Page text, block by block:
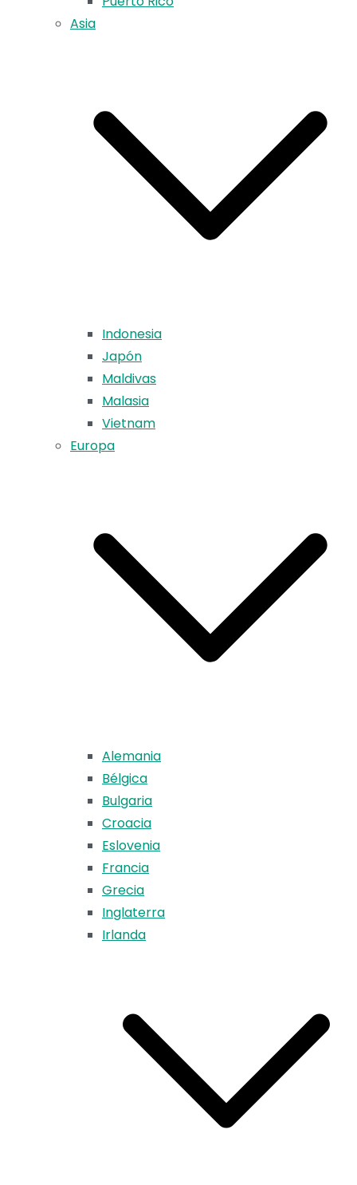
Asia
Indonesia
Japón
Maldivas
Malasia
Vietnam
Europa
Alemania
Bélgica
Bulgaria
Croacia
Eslovenia
Francia
Grecia
Inglaterra
Irlanda